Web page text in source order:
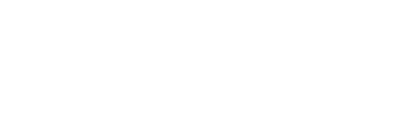
なる場合であっても出来ません。
切出来ません。